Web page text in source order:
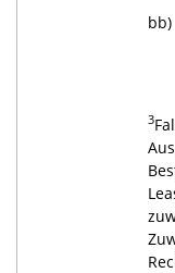
bb)
3